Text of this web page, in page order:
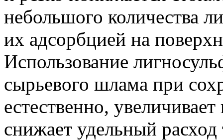
небольшого количества
их адсорбцией на
Использование
сырьевого шлама при
естественно,
снижает удельный